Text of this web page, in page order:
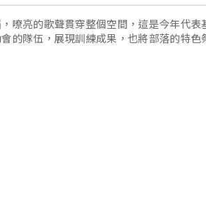
嘹亮的歌聲貫穿整個空間，這是今年代表
的隊伍，展現訓練成果，也將部落的特色